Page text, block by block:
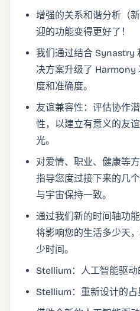
增强的关系和谐分析（
迎的功能变得更好了！
我们通过结合 Synastry
决方案升级了 Harmony
度和准确度。
友谊兼容性：评估协作
性，以建立有意义的友
光。
对爱情、职业、健康等
指导您度过接下来的几
与宇宙保持一致。
通过我们新的时间轴功
将影响您的生活多少天
少时间。
Stellium：人工智能驱动
Stellium：重新设计的占